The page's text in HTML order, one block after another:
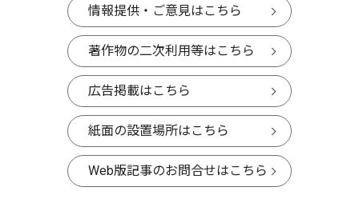
情報提供・ご意見はこちら
著作物の二次利用等はこちら
広告掲載はこちら
紙面の設置場所はこちら
Web版記事のお問合せはこちら